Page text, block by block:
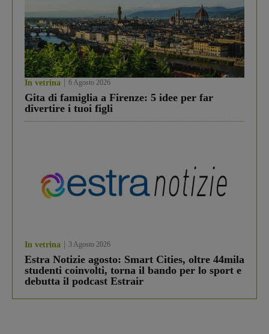
In vetrina 6 Agosto 2026
Gita di famiglia a Firenze: 5 idee per far
divertire i tuoi figli
In vetrina 3 Agosto 2026
Estra Notizie agosto: Smart Cities, oltre 44mila
studenti coinvolti, torna il bando per lo sport e
debutta il podcast Estrair